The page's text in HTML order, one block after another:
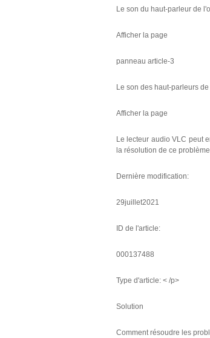
Le son du haut-parleur de
Afficher la page
panneau article-3
Le son des haut-parleurs
Afficher la page
Le lecteur audio VLC peut
la résolution de ce
Dernière modification:
29juillet2021
ID de l'article:
000137488
Type d'article: < /p>
Solution
Comment résoudre les